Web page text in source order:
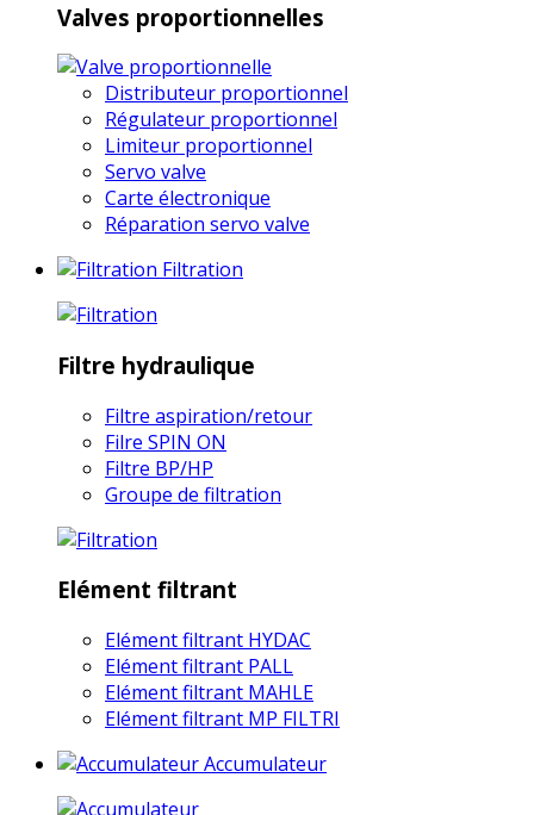
Valves proportionnelles
Distributeur proportionnel
Régulateur proportionnel
Limiteur proportionnel
Servo valve
Carte électronique
Réparation servo valve
Filtration
Filtre hydraulique
Filtre aspiration/retour
Filre SPIN ON
Filtre BP/HP
Groupe de filtration
Elément filtrant
Elément filtrant HYDAC
Elément filtrant PALL
Elément filtrant MAHLE
Elément filtrant MP FILTRI
Accumulateur